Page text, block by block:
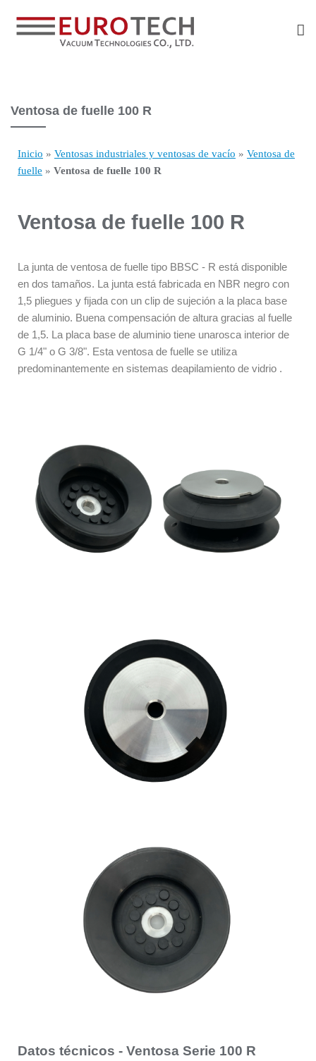
Ventosa de fuelle 100 R
Inicio » Ventosas industriales y ventosas de vacío » Ventosa de
fuelle » Ventosa de fuelle 100 R​
Ventosa de fuelle 100 R
La junta de ventosa de fuelle tipo BBSC - R está disponible
en dos tamaños. La junta está fabricada en NBR negro con
1,5 pliegues y fijada con un clip de sujeción a la placa base
de aluminio. Buena compensación de altura gracias al fuelle
de 1,5. La placa base de aluminio tiene unarosca interior de
G 1/4" o G 3/8". Esta ventosa de fuelle se utiliza
predominantemente en sistemas deapilamiento de vidrio .
Datos técnicos - Ventosa Serie 100 R